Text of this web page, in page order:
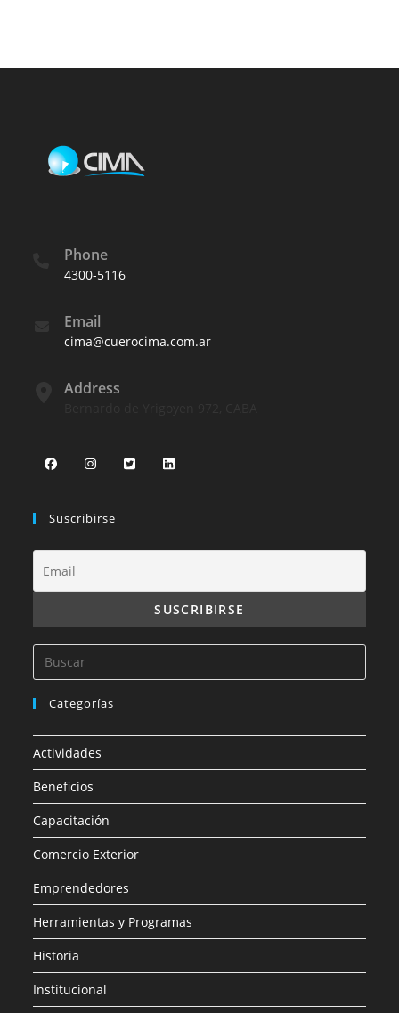
Phone
4300-5116
Email
cima@cuerocima.com.ar
Address
Suscribirse
Categorías
Actividades
Beneficios
Capacitación
Comercio Exterior
Emprendedores
Herramientas y Programas
Historia
Institucional